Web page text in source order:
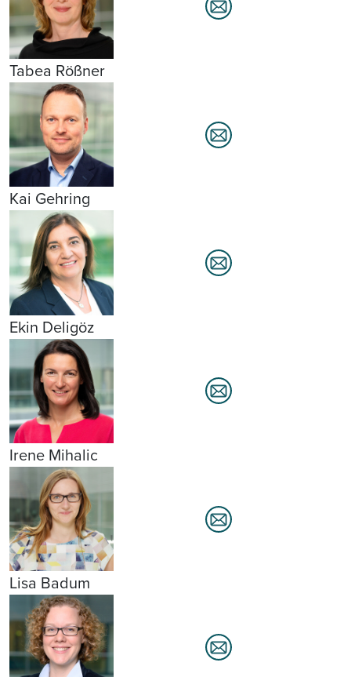
Tabea Rößner
Kai Gehring
Ekin Deligöz
Irene Mihalic
Lisa Badum